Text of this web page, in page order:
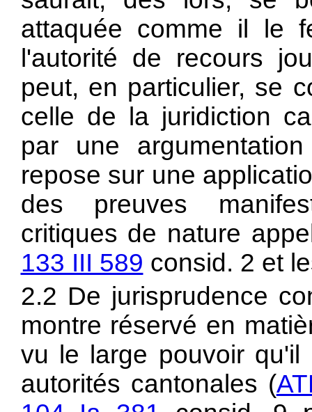
attaquée comme il le
l'autorité de recours
peut, en particulier, se
celle de la juridiction
par une
repose sur une
des preuves
critiques de nature
133 III 589 consid. 2 et
2.2 De jurisprudence
montre réservé en
vu le large pouvoir
autorités cantonales (